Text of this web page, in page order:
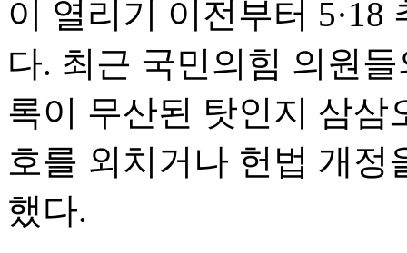
이 열리기 이전부터
다. 최근 국민의힘 의원
록이 무산된 탓인지 삼삼
호를 외치거나 헌법 개
했다.